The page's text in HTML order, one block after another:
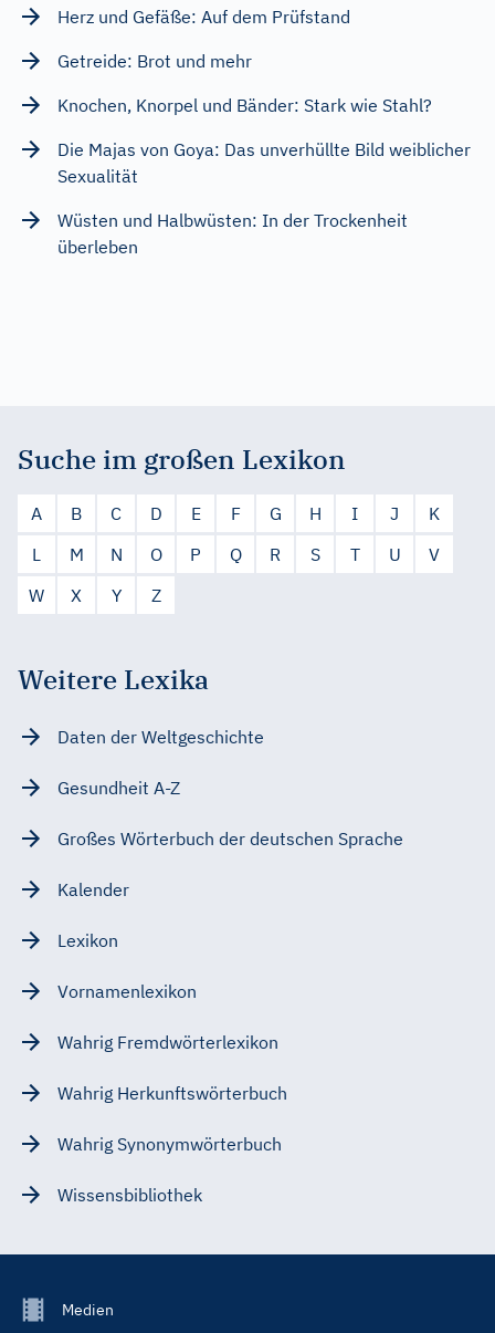
Herz und Gefäße: Auf dem Prüfstand
Getreide: Brot und mehr
Knochen, Knorpel und Bänder: Stark wie Stahl?
Die Majas von Goya: Das unverhüllte Bild weiblicher
Sexualität
Wüsten und Halbwüsten: In der Trockenheit
überleben
Suche im großen Lexikon
A B C D E F G H I J
K
L
M N O P Q R S T U
V
W
X Y Z
Weitere Lexika
Daten der Weltgeschichte
Gesundheit A-Z
Großes Wörterbuch der deutschen Sprache
Kalender
Lexikon
Vornamenlexikon
Wahrig Fremdwörterlexikon
Wahrig Herkunftswörterbuch
Wahrig Synonymwörterbuch
Wissensbibliothek
FooterMedien